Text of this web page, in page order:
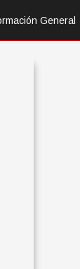
General